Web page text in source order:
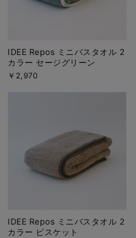
IDEE Repos ミニバスタオル 2
カラー セージグリーン
￥2,970
IDEE Repos ミニバスタオル 2
カラー ビスケット